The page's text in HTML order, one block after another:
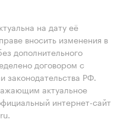
на дату её
вносить изменения в
дополнительного
договором с
законодательства РФ.
актуальное
интернет-сайт